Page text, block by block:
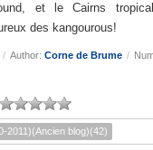
et le Cairns
des kangourous!
/ Author:Corne de Brume /
2011)(Ancien blog)(42)